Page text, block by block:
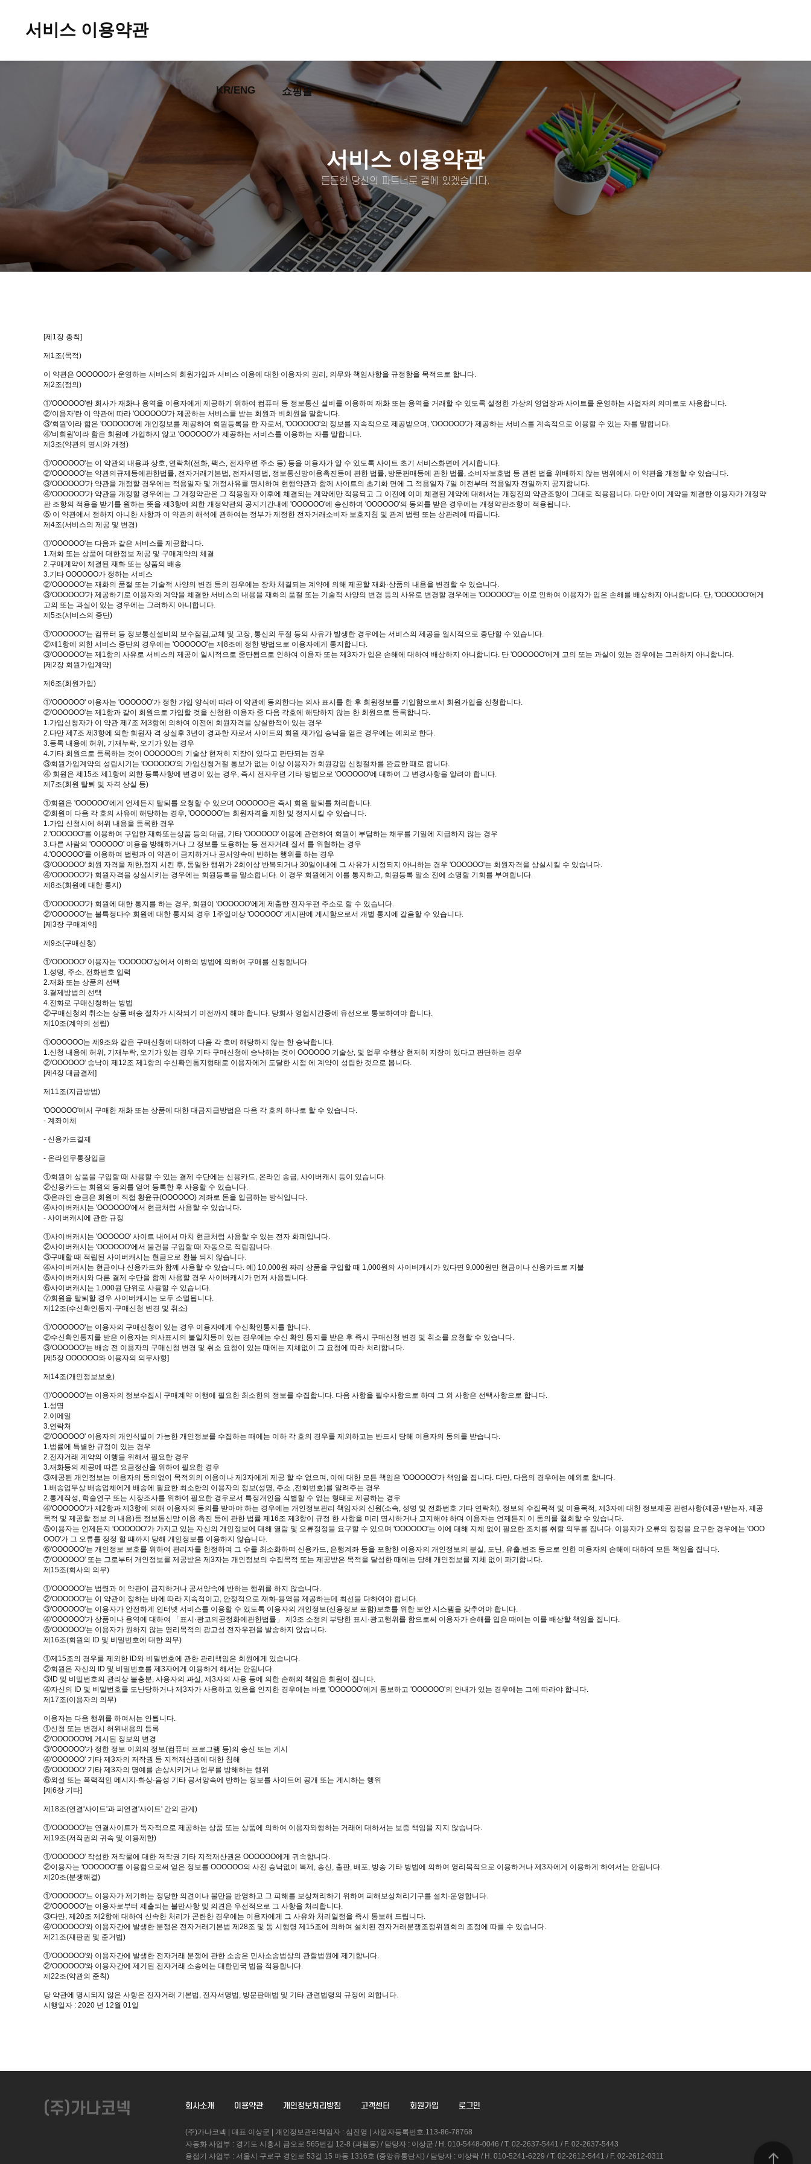
(주)가나코넥
KR/ENG 쇼핑몰
서비스 이용약관
든든한 당신의 파트너로 곁에 있겠습니다.
서비스 이용약관
[제1장 총칙]
제1조(목적)
이 약관은 OOOOOO가 운영하는 서비스의 회원가입과 서비스 이용에 대한 이용자의 권리, 의무와 책임사항을 규정함을 목적으로 합니다.
제2조(정의)
①'OOOOOO'란 회사가 재화나 용역을 이용자에게 제공하기 위하여 컴퓨터 등 정보통신 설비를 이용하여 재화 또는 용역을 거래할 수 있도록 설정한 가상의 영업장과 사이트를 운영하는 사업자의 의미로도 사용합니다.
②'이용자'란 이 약관에 따라 'OOOOOO'가 제공하는 서비스를 받는 회원과 비회원을 말합니다.
③'회원'이라 함은 'OOOOOO'에 개인정보를 제공하여 회원등록을 한 자로서, 'OOOOOO'의 정보를 지속적으로 제공받으며, 'OOOOOO'가 제공하는 서비스를 계속적으로 이용할 수 있는 자를 말합니다.
④'비회원'이라 함은 회원에 가입하지 않고 'OOOOOO'가 제공하는 서비스를 이용하는 자를 말합니다.
제3조(약관의 명시와 개정)
①'OOOOOO'는 이 약관의 내용과 상호, 연락처(전화, 팩스, 전자우편 주소 등) 등을 이용자가 알 수 있도록 사이트 초기 서비스화면에 게시합니다.
②'OOOOOO'는 약관의규제등에관한법률, 전자거래기본법, 전자서명법, 정보통신망이용촉진등에 관한 법률, 방문판매등에 관한 법률, 소비자보호법 등 관련 법을 위배하지 않는 범위에서 이 약관을 개정할 수 있습니다.
③'OOOOOO'가 약관을 개정할 경우에는 적용일자 및 개정사유를 명시하여 현행약관과 함께 사이트의 초기화 면에 그 적용일자 7일 이전부터 적용일자 전일까지 공지합니다.
④'OOOOOO'가 약관을 개정할 경우에는 그 개정약관은 그 적용일자 이후에 체결되는 계약에만 적용되고 그 이전에 이미 체결된 계약에 대해서는 개정전의 약관조항이 그대로 적용됩니다. 다만 이미 계약을 체결한 이용자가 개정약
관 조항의 적용을 받기를 원하는 뜻을 제3항에 의한 개정약관의 공지기간내에 'OOOOOO'에 송신하여 'OOOOOO'의 동의를 받은 경우에는 개정약관조항이 적용됩니다.
⑤ 이 약관에서 정하지 아니한 사항과 이 약관의 해석에 관하여는 정부가 제정한 전자거래소비자 보호지침 및 관계 법령 또는 상관례에 따릅니다.
제4조(서비스의 제공 및 변경)
①'OOOOOO'는 다음과 같은 서비스를 제공합니다.
1.재화 또는 상품에 대한정보 제공 및 구매계약의 체결
2.구매계약이 체결된 재화 또는 상품의 배송
3.기타 OOOOOO가 정하는 서비스
②'OOOOOO'는 재화의 품절 또는 기술적 사양의 변경 등의 경우에는 장차 체결되는 계약에 의해 제공할 재화·상품의 내용을 변경할 수 있습니다.
③'OOOOOO'가 제공하기로 이용자와 계약을 체결한 서비스의 내용을 재화의 품절 또는 기술적 사양의 변경 등의 사유로 변경할 경우에는 'OOOOOO'는 이로 인하여 이용자가 입은 손해를 배상하지 아니합니다. 단, 'OOOOOO'에게
고의 또는 과실이 있는 경우에는 그러하지 아니합니다.
제5조(서비스의 중단)
①'OOOOOO'는 컴퓨터 등 정보통신설비의 보수점검,교체 및 고장, 통신의 두절 등의 사유가 발생한 경우에는 서비스의 제공을 일시적으로 중단할 수 있습니다.
②제1항에 의한 서비스 중단의 경우에는 'OOOOOO'는 제8조에 정한 방법으로 이용자에게 통지합니다.
③'OOOOOO'는 제1항의 사유로 서비스의 제공이 일시적으로 중단됨으로 인하여 이용자 또는 제3자가 입은 손해에 대하여 배상하지 아니합니다. 단 'OOOOOO'에게 고의 또는 과실이 있는 경우에는 그러하지 아니합니다.
[제2장 회원가입계약]
제6조(회원가입)
①'OOOOOO' 이용자는 'OOOOOO'가 정한 가입 양식에 따라 이 약관에 동의한다는 의사 표시를 한 후 회원정보를 기입함으로서 회원가입을 신청합니다.
②'OOOOOO'는 제1항과 같이 회원으로 가입할 것을 신청한 이용자 중 다음 각호에 해당하지 않는 한 회원으로 등록합니다.
1.가입신청자가 이 약관 제7조 제3항에 의하여 이전에 회원자격을 상실한적이 있는 경우
2.다만 제7조 제3항에 의한 회원자 격 상실후 3년이 경과한 자로서 사이트의 회원 재가입 승낙을 얻은 경우에는 예외로 한다.
3.등록 내용에 허위, 기재누락, 오기가 있는 경우
4.기타 회원으로 등록하는 것이 OOOOOO의 기술상 현저히 지장이 있다고 판단되는 경우
③회원가입계약의 성립시기는 'OOOOOO'의 가입신청거절 통보가 없는 이상 이용자가 회원강입 신청절차를 완료한 때로 합니다.
④ 회원은 제15조 제1항에 의한 등록사항에 변경이 있는 경우, 즉시 전자우편 기타 방법으로 'OOOOOO'에 대하여 그 변경사항을 알려야 합니다.
제7조(회원 탈퇴 및 자격 상실 등)
①회원은 'OOOOOO'에게 언제든지 탈퇴를 요청할 수 있으며 OOOOOO은 즉시 회원 탈퇴를 처리합니다.
②회원이 다음 각 호의 사유에 해당하는 경우, 'OOOOOO'는 회원자격을 제한 및 정지시킬 수 있습니다.
1.가입 신청시에 허위 내용을 등록한 경우
2.'OOOOOO'를 이용하여 구입한 재화또는상품 등의 대금, 기타 'OOOOOO' 이용에 관련하여 회원이 부담하는 채무를 기일에 지급하지 않는 경우
3.다른 사람의 'OOOOOO' 이용을 방해하거나 그 정보를 도용하는 등 전자거래 질서 를 위협하는 경우
4.'OOOOOO'를 이용하여 법령과 이 약관이 금지하거나 공서양속에 반하는 행위를 하는 경우
③'OOOOOO' 회원 자격을 제한,정지 시킨 후, 동일한 행위가 2회이상 반복되거나 30일이내에 그 사유가 시정되지 아니하는 경우 'OOOOOO'는 회원자격을 상실시킬 수 있습니다.
④'OOOOOO'가 회원자격을 상실시키는 경우에는 회원등록을 말소합니다. 이 경우 회원에게 이를 통지하고, 회원등록 말소 전에 소명할 기회를 부여합니다.
제8조(회원에 대한 통지)
①'OOOOOO'가 회원에 대한 통지를 하는 경우, 회원이 'OOOOOO'에게 제출한 전자우편 주소로 할 수 있습니다.
②'OOOOOO'는 불특정다수 회원에 대한 통지의 경우 1주일이상 'OOOOOO' 게시판에 게시함으로서 개별 통지에 갈음할 수 있습니다.
[제3장 구매계약]
제9조(구매신청)
①'OOOOOO' 이용자는 'OOOOOO'상에서 이하의 방법에 의하여 구매를 신청합니다.
1.성명, 주소, 전화번호 입력
2.재화 또는 상품의 선택
3.결제방법의 선택
4.전화로 구매신청하는 방법
②구매신청의 취소는 상품 배송 절차가 시작되기 이전까지 해야 합니다. 당회사 영업시간중에 유선으로 통보하여야 합니다.
제10조(계약의 성립)
①OOOOOO는 제9조와 같은 구매신청에 대하여 다음 각 호에 해당하지 않는 한 승낙합니다.
1.신청 내용에 허위, 기재누락, 오기가 있는 경우 기타 구매신청에 승낙하는 것이 OOOOOO 기술상, 및 업무 수행상 현저히 지장이 있다고 판단하는 경우
②'OOOOOO' 승낙이 제12조 제1항의 수신확인통지형태로 이용자에게 도달한 시점 에 계약이 성립한 것으로 봅니다.
[제4장 대금결제]
제11조(지급방법)
'OOOOOO'에서 구매한 재화 또는 상품에 대한 대금지급방법은 다음 각 호의 하나로 할 수 있습니다.
- 계좌이체
- 신용카드결제
- 온라인무통장입금
①회원이 상품을 구입할 때 사용할 수 있는 결제 수단에는 신용카드, 온라인 송금, 사이버캐시 등이 있습니다.
②신용카드는 회원의 동의를 얻어 등록한 후 사용할 수 있습니다.
③온라인 송금은 회원이 직접 황윤규(OOOOOO) 계좌로 돈을 입금하는 방식입니다.
④사이버캐시는 'OOOOOO'에서 현금처럼 사용할 수 있습니다.
- 사이버캐시에 관한 규정
①사이버캐시는 'OOOOOO' 사이트 내에서 마치 현금처럼 사용할 수 있는 전자 화폐입니다.
②사이버캐시는 'OOOOOO'에서 물건을 구입할 때 자동으로 적립됩니다.
③구매할 때 적립된 사이버캐시는 현금으로 환불 되지 않습니다.
④사이버캐시는 현금이나 신용카드와 함께 사용할 수 있습니다. 예) 10,000원 짜리 상품을 구입할 때 1,000원의 사이버캐시가 있다면 9,000원만 현금이나 신용카드로 지불
⑤사이버캐시와 다른 결제 수단을 함께 사용할 경우 사이버캐시가 먼저 사용됩니다.
⑥사이버캐시는 1,000원 단위로 사용할 수 있습니다.
⑦회원을 탈퇴할 경우 사이버캐시는 모두 소멸됩니다.
제12조(수신확인통지·구매신청 변경 및 취소)
①'OOOOOO'는 이용자의 구매신청이 있는 경우 이용자에게 수신확인통지를 합니다.
②수신확인통지를 받은 이용자는 의사표시의 불일치등이 있는 경우에는 수신 확인 통지를 받은 후 즉시 구매신청 변경 및 취소를 요청할 수 있습니다.
③'OOOOOO'는 배송 전 이용자의 구매신청 변경 및 취소 요청이 있는 때에는 지체없이 그 요청에 따라 처리합니다.
[제5장 OOOOOO와 이용자의 의무사항]
제14조(개인정보보호)
①'OOOOOO'는 이용자의 정보수집시 구매계약 이행에 필요한 최소한의 정보를 수집합니다. 다음 사항을 필수사항으로 하며 그 외 사항은 선택사항으로 합니다.
1.성명
2.이메일
3.연락처
②'OOOOOO' 이용자의 개인식별이 가능한 개인정보를 수집하는 때에는 이하 각 호의 경우를 제외하고는 반드시 당해 이용자의 동의를 받습니다.
1.법률에 특별한 규정이 있는 경우
2.전자거래 계약의 이행을 위해서 필요한 경우
3.재화등의 제공에 따른 요금정산을 위하여 필요한 경우
③제공된 개인정보는 이용자의 동의없이 목적외의 이용이나 제3자에게 제공 할 수 없으며, 이에 대한 모든 책임은 'OOOOOO'가 책임을 집니다. 다만, 다음의 경우에는 예외로 합니다.
1.배송업무상 배송업체에게 배송에 필요한 최소한의 이용자의 정보(성명, 주소 ,전화번호)를 알려주는 경우
2.통계작성, 학술연구 또는 시장조사를 위하여 필요한 경우로서 특정개인을 식별할 수 없는 형태로 제공하는 경우
④'OOOOOO'가 제2항과 제3항에 의해 이용자의 동의를 받아야 하는 경우에는 개인정보관리 책임자의 신원(소속, 성명 및 전화번호 기타 연락처), 정보의 수집목적 및 이용목적, 제3자에 대한 정보제공 관련사항(제공+받는자, 제공
목적 및 제공할 정보 의 내용)등 정보통신망 이용 촉진 등에 관한 법률 제16조 제3항이 규정 한 사항을 미리 명시하거나 고지해야 하며 이용자는 언제든지 이 동의를 철회할 수 있습니다.
⑤이용자는 언제든지 'OOOOOO'가 가지고 있는 자신의 개인정보에 대해 열람 및 오류정정을 요구할 수 있으며 'OOOOOO'는 이에 대해 지체 없이 필요한 조치를 취할 의무를 집니다. 이용자가 오류의 정정을 요구한 경우에는 'OOO
OOO'가 그 오류를 정정 할 때까지 당해 개인정보를 이용하지 않습니다.
⑥'OOOOOO'는 개인정보 보호를 위하여 관리자를 한정하여 그 수를 최소화하며 신용카드, 은행계좌 등을 포함한 이용자의 개인정보의 분실, 도난, 유출,변조 등으로 인한 이용자의 손해에 대하여 모든 책임을 집니다.
⑦'OOOOOO' 또는 그로부터 개인정보를 제공받은 제3자는 개인정보의 수집목적 또는 제공받은 목적을 달성한 때에는 당해 개인정보를 지체 없이 파기합니다.
제15조(회사의 의무)
①'OOOOOO'는 법령과 이 약관이 금지하거나 공서양속에 반하는 행위를 하지 않습니다.
②'OOOOOO'는 이 약관이 정하는 바에 따라 지속적이고, 안정적으로 재화·용역을 제공하는데 최선을 다하여야 합니다.
③'OOOOOO'는 이용자가 안전하게 인터넷 서비스를 이용할 수 있도록 이용자의 개인정보(신용정보 포함)보호를 위한 보안 시스템을 갖추어야 합니다.
④'OOOOOO'가 상품이나 용역에 대하여 「표시·광고의공정화에관한법률」 제3조 소정의 부당한 표시·광고행위를 함으로써 이용자가 손해를 입은 때에는 이를 배상할 책임을 집니다.
⑤'OOOOOO'는 이용자가 원하지 않는 영리목적의 광고성 전자우편을 발송하지 않습니다.
제16조(회원의 ID 및 비밀번호에 대한 의무)
①제15조의 경우를 제외한 ID와 비밀번호에 관한 관리책임은 회원에게 있습니다.
②회원은 자신의 ID 및 비밀번호를 제3자에게 이용하게 해서는 안됩니다.
③ID 및 비밀번호의 관리상 불충분, 사용자의 과실, 제3자의 사용 등에 의한 손해의 책임은 회원이 집니다.
④자신의 ID 및 비밀번호를 도난당하거나 제3자가 사용하고 있음을 인지한 경우에는 바로 'OOOOOO'에게 통보하고 'OOOOOO'의 안내가 있는 경우에는 그에 따라야 합니다.
제17조(이용자의 의무)
이용자는 다음 행위를 하여서는 안됩니다.
①신청 또는 변경시 허위내용의 등록
②'OOOOOO'에 게시된 정보의 변경
③'OOOOOO'가 정한 정보 이외의 정보(컴퓨터 프로그램 등)의 송신 또는 게시
④'OOOOOO' 기타 제3자의 저작권 등 지적재산권에 대한 침해
⑤'OOOOOO' 기타 제3자의 명예를 손상시키거나 업무를 방해하는 행위
⑥외설 또는 폭력적인 메시지·화상·음성 기타 공서양속에 반하는 정보를 사이트에 공개 또는 게시하는 행위
[제6장 기타]
제18조(연결'사이트'과 피연결'사이트' 간의 관계)
①'OOOOOO'는 연결사이트가 독자적으로 제공하는 상품 또는 상품에 의하여 이용자와행하는 거래에 대하서는 보증 책임을 지지 않습니다.
제19조(저작권의 귀속 및 이용제한)
①'OOOOOO' 작성한 저작물에 대한 저작권 기타 지적재산권은 OOOOOO에게 귀속합니다.
②이용자는 'OOOOOO'를 이용함으로써 얻은 정보를 OOOOOO의 사전 승낙없이 복제, 송신, 출판, 배포, 방송 기타 방법에 의하여 영리목적으로 이용하거나 제3자에게 이용하게 하여서는 안됩니다.
제20조(분쟁해결)
①'OOOOOO'느 이용자가 제기하는 정당한 의견이나 불만을 반영하고 그 피해를 보상처리하기 위하여 피해보상처리기구를 설치·운영합니다.
②'OOOOOO'는 이용자로부터 제출되는 불만사항 및 의견은 우선적으로 그 사항을 처리합니다.
③다만, 제20조 제2항에 대하여 신속한 처리가 곤란한 경우에는 이용자에게 그 사유와 처리일정을 즉시 통보해 드립니다.
④'OOOOOO'와 이용자간에 발생한 분쟁은 전자거래기본법 제28조 및 동 시행령 제15조에 의하여 설치된 전자거래분쟁조정위원회의 조정에 따를 수 있습니다.
제21조(재판권 및 준거법)
①'OOOOOO'와 이용자간에 발생한 전자거래 분쟁에 관한 소송은 민사소송법상의 관할법원에 제기합니다.
②'OOOOOO'와 이용자간에 제기된 전자거래 소송에는 대한민국 법을 적용합니다.
제22조(약관외 준칙)
당 약관에 명시되지 않은 사항은 전자거래 기본법, 전자서명법, 방문판매법 및 기타 관련법령의 규정에 의합니다.
시행일자 : 2020 년 12월 01일
(주)가나코넥 회사소개 이용약관 개인정보처리방침 고객센터 회원가입 로그인
(주)가나코넥 | 대표.이상군 | 개인정보관리책임자 : 심진영 | 사업자등록번호.113-86-78768
자동화 사업부 : 경기도 시흥시 금오로 565번길 12-8 (과림동) / 담당자 : 이상군 / H. 010-5448-0046 / T. 02-2637-5441 / F. 02-2637-5443
용접기 사업부 : 서울시 구로구 경인로 53길 15 마동 1316호 (중앙유통단지) / 담당자 : 이상락 / H. 010-5241-6229 / T. 02-2612-5441 / F. 02-2612-0311